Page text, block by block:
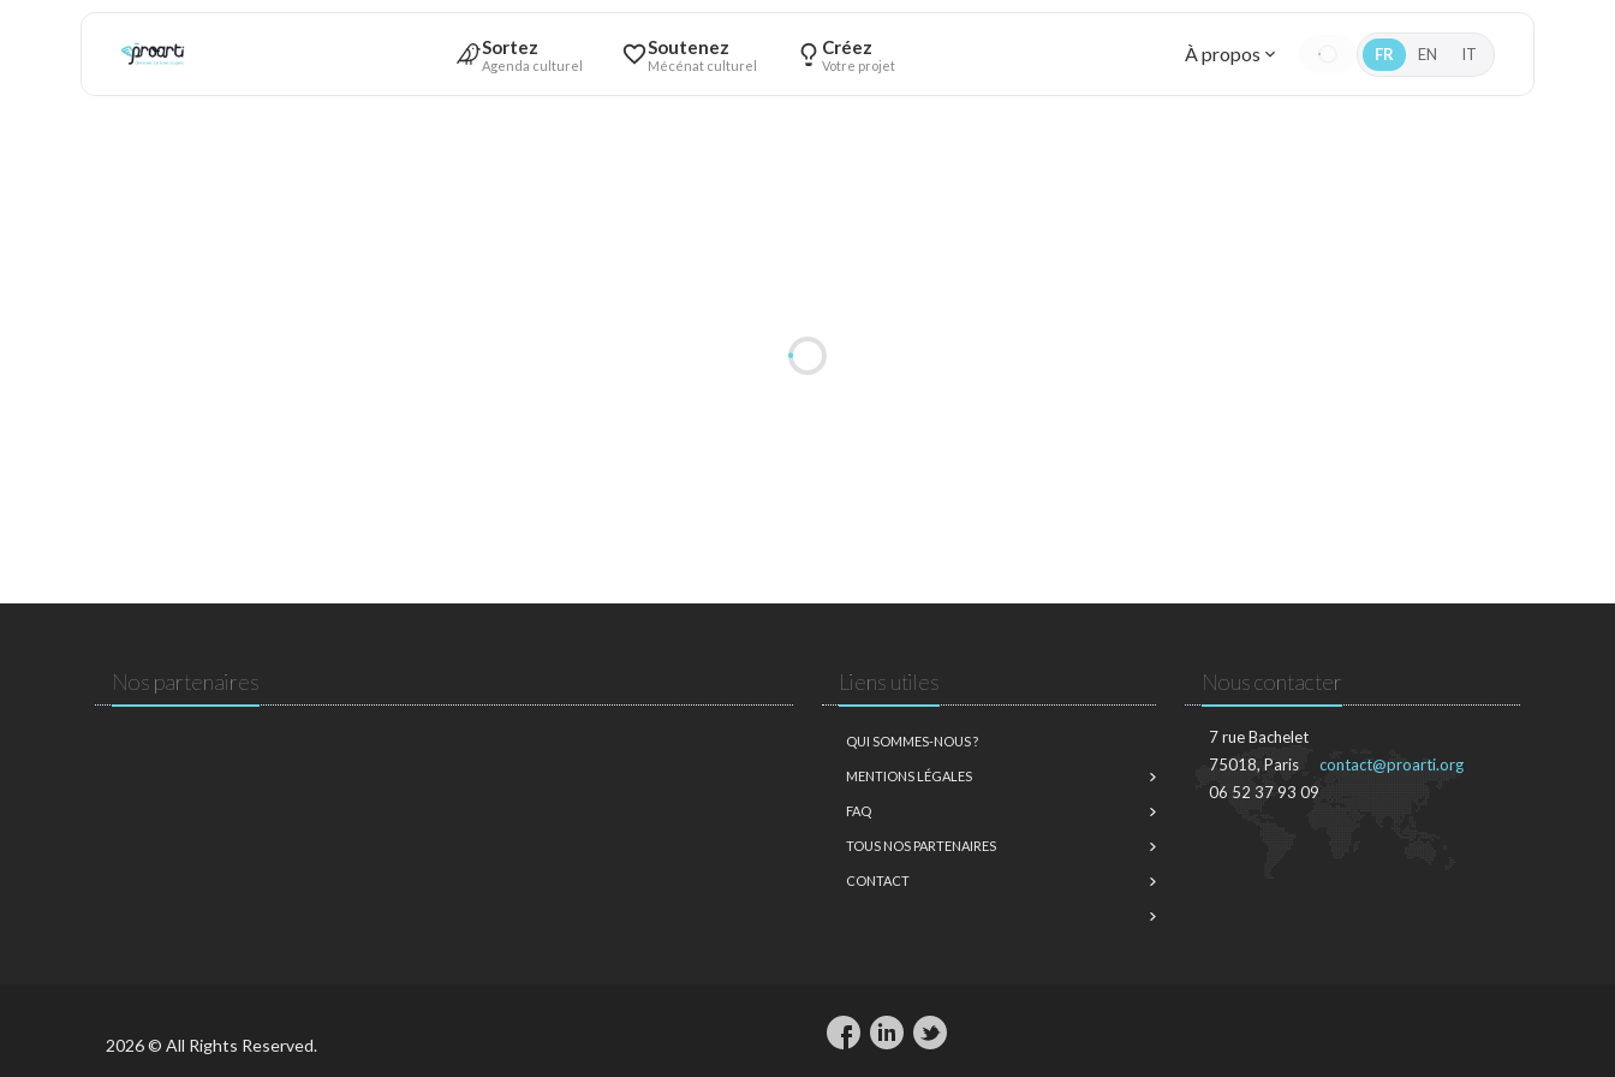
Sortez
Agenda culturel
Soutenez
Mécénat culturel
Créez
Votre projet À propos FR EN IT
Nos partenaires Liens utiles
QUI SOMMES-NOUS ?
MENTIONS LÉGALES
FAQ
TOUS NOS PARTENAIRES
CONTACT
Nous contacter
7 rue Bachelet
75018, Paris
06 52 37 93 09
contact@proarti.org
2026 © All Rights Reserved.